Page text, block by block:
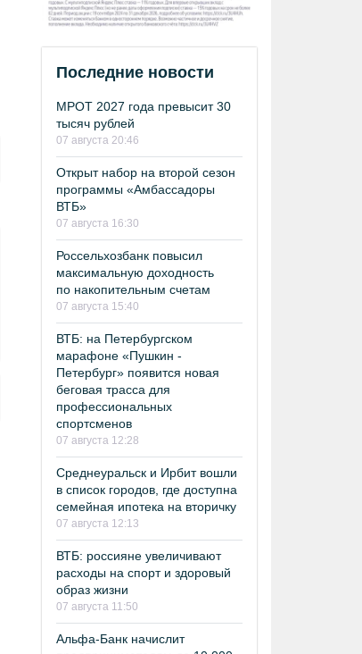
Последние новости
МРОТ 2027 года превысит 30
тысяч рублей
07 августа 20:46
Открыт набор на второй сезон
программы «Амбассадоры
ВТБ»
07 августа 16:30
Россельхозбанк повысил
максимальную доходность
по накопительным счетам
07 августа 15:40
ВТБ: на Петербургском
марафоне «Пушкин -
Петербург» появится новая
беговая трасса для
профессиональных
спортсменов
07 августа 12:28
Среднеуральск и Ирбит вошли
в список городов, где доступна
семейная ипотека на вторичку
07 августа 12:13
ВТБ: россияне увеличивают
расходы на спорт и здоровый
образ жизни
07 августа 11:50
Альфа-Банк начислит